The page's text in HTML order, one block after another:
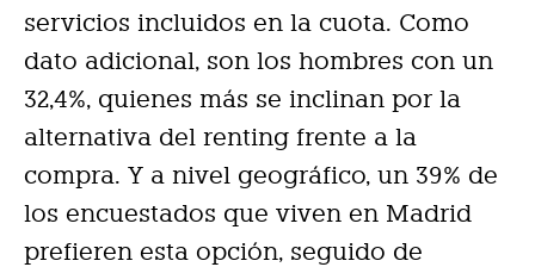
servicios incluidos en la cuota. Como
dato adicional, son los hombres con un
32,4%, quienes más se inclinan por la
alternativa del renting frente a la
compra. Y a nivel geográfico, un 39% de
los encuestados que viven en Madrid
prefieren esta opción, seguido de